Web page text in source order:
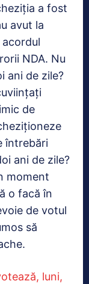
a fost
avut la
NDA. Nu
ani de zile?
de
întrebări
ani de zile?
moment
o facă în
de votul
să
luni,